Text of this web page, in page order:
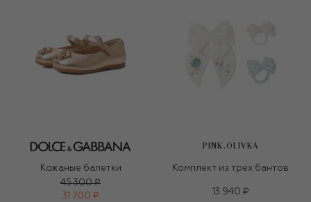
Кожаные балетки
45 300 ₽
31 700 ₽
PINK.OLIVKA
Комплект из трех бантов
13 940 ₽